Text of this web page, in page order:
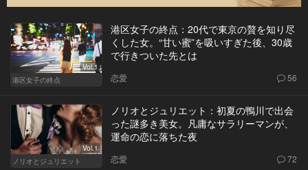
Vol.1
港区女子の終点
港区女子の終点：20代で東京の贅を知り尽
くした女。“甘い蜜”を吸いすぎた後、30歳
で行きついた先とは
恋愛 56
Vol.1
ノリオとジュリエット
ノリオとジュリエット：初夏の鴨川で出会
った謎多き美女。凡庸なサラリーマンが、
運命の恋に落ちた夜
恋愛 72